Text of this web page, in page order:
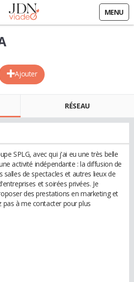
MENU
Ajouter
RÉSEAU
SPLG, avec qui j'ai eu une très belle
activité indépendante : la diffusion de
de spectacles et autres lieux de
et soirées privées. Je
des prestations en marketing et
à me contacter pour plus